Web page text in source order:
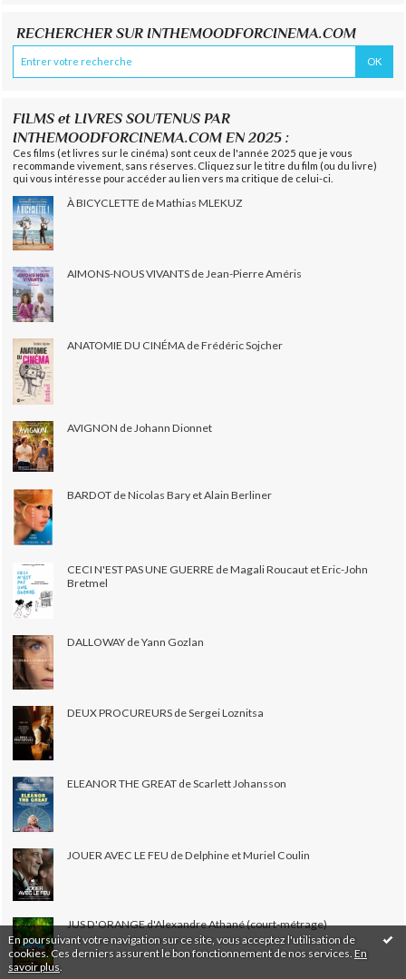
En poursuivant votre navigation sur ce site, vous acceptez l'utilisation de
cookies. Ces derniers assurent le bon fonctionnement de nos services. En
savoir plus
RECHERCHER SUR INTHEMOODFORCINEMA.COM
FILMS et LIVRES SOUTENUS PAR
INTHEMOODFORCINEMA.COM EN 2025 :
Ces films (et livres sur le cinéma) sont ceux de l'année 2025 que je vous
recommande vivement, sans réserves. Cliquez sur le titre du film (ou du livre)
qui vous intéresse pour accéder au lien vers ma critique de celui-ci.
À BICYCLETTE de Mathias MLEKUZ
AIMONS-NOUS VIVANTS de Jean-Pierre Améris
ANATOMIE DU CINÉMA de Frédéric Sojcher
AVIGNON de Johann Dionnet
BARDOT de Nicolas Bary et Alain Berliner
CECI N'EST PAS UNE GUERRE de Magali Roucaut et Eric-John
Bretmel
DALLOWAY de Yann Gozlan
DEUX PROCUREURS de Sergei Loznitsa
ELEANOR THE GREAT de Scarlett Johansson
JOUER AVEC LE FEU de Delphine et Muriel Coulin
JUS D'ORANGE d'Alexandre Athané (court-métrage)